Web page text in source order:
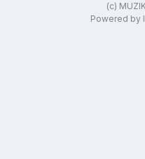
(c)
Powered by